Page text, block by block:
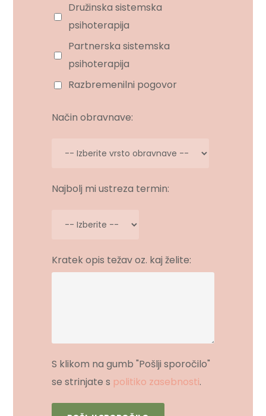
Družinska sistemska
psihoterapija
Partnerska sistemska
psihoterapija
Razbremenilni pogovor
Način obravnave:
Najbolj mi ustreza termin:
Kratek opis težav oz. kaj želite:
S klikom na gumb "Pošlji sporočilo"
se strinjate s politiko zasebnosti.